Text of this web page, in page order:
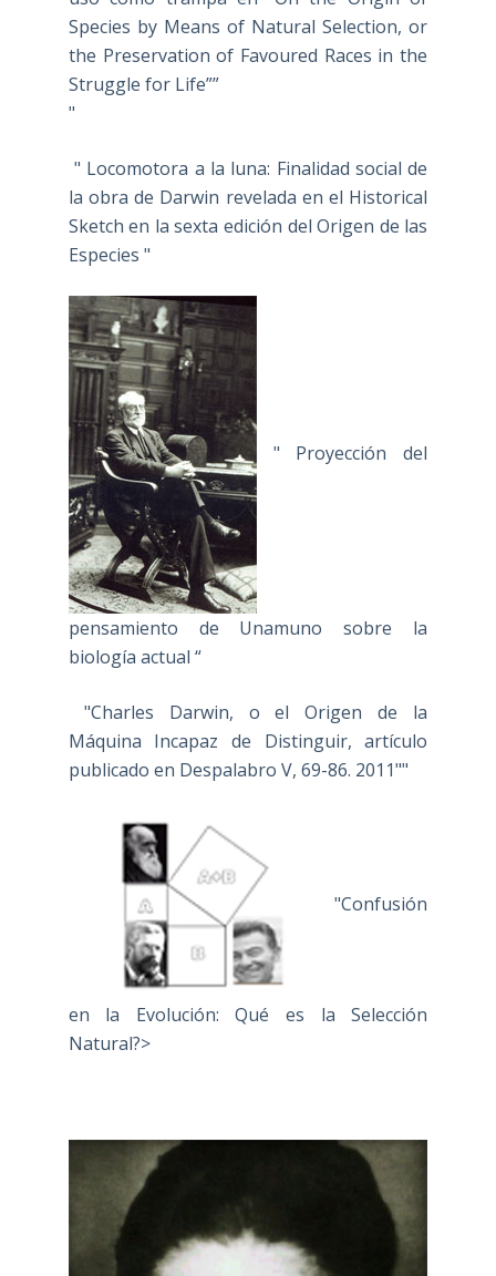
Species by Means of Natural Selection, or
the Preservation of Favoured Races in the
Struggle for Life””
"
" Locomotora a la luna: Finalidad social de
la obra de Darwin revelada en el Historical
Sketch en la sexta edición del Origen de las
Especies "
" Proyección del
pensamiento de Unamuno sobre la
biología actual “
"Charles Darwin, o el Origen de la
Máquina Incapaz de Distinguir, artículo
publicado en Despalabro V, 69-86. 2011""
"Confusión
en la Evolución: Qué es la Selección
Natural?>